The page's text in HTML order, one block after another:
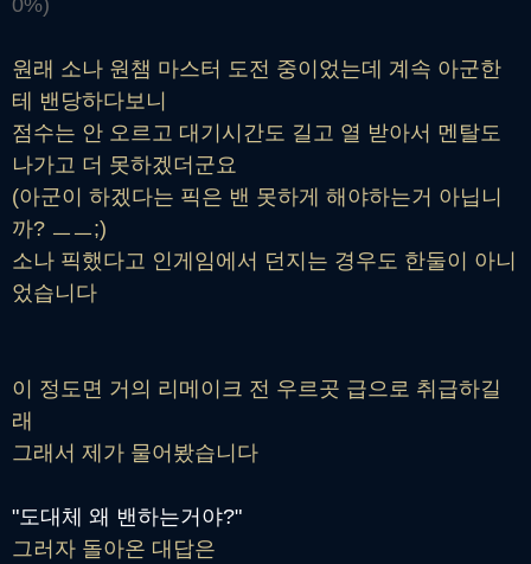
원래 소나 원챔 마스터 도전 중이었는데 계속 아군한
테 밴당하다보니
점수는 안 오르고 대기시간도 길고 열 받아서 멘탈도
나가고 더 못하겠더군요
(아군이 하겠다는 픽은 밴 못하게 해야하는거 아닙니
까? ㅡㅡ;)
소나 픽했다고 인게임에서 던지는 경우도 한둘이 아니
었습니다
이 정도면 거의 리메이크 전 우르곳 급으로 취급하길
래
그래서 제가 물어봤습니다
"도대체 왜 밴하는거야?"
그러자 돌아온 대답은